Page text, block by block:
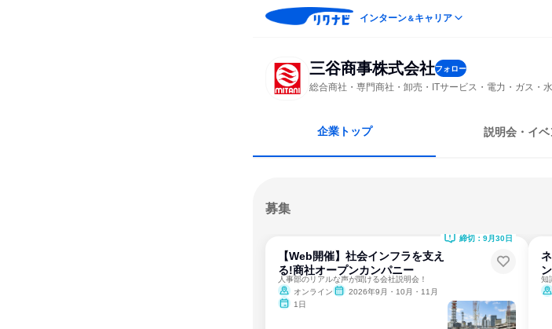
インターン＆キャリア
三谷商事株式会社フォロー
総合商社・専門商社・卸売・ITサービス・電力・ガス・
企業トップ 説明会・イベ
募集
【Web開催】社会インフラを支え
る!商社オープンカンパニー
人事部のリアルな声が聞ける会社説明会！
オンライン
2026年9月・10月・11月
1日
締切：9月30日